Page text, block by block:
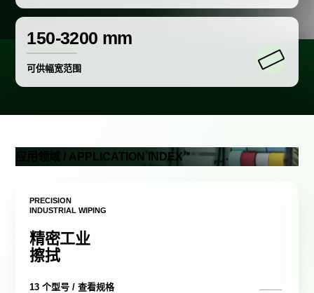
150-3200 mm
可供幅宽范围
应用领域 / APPLICATION INDEX
PRECISION
INDUSTRIAL WIPING
精密工业
擦拭
13 个型号 / 查看规格